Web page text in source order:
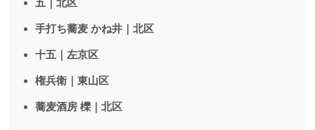
手打ち蕎麦 かね井｜北区
十五｜左京区
権兵衛｜東山区
蕎麦酒房 櫟｜北区